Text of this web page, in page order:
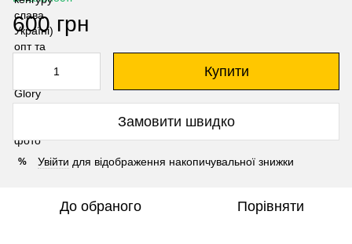
600 грн
Купити
Замовити швидко
% Увійти для відображення накопичувальної знижки
До обраного Порівняти